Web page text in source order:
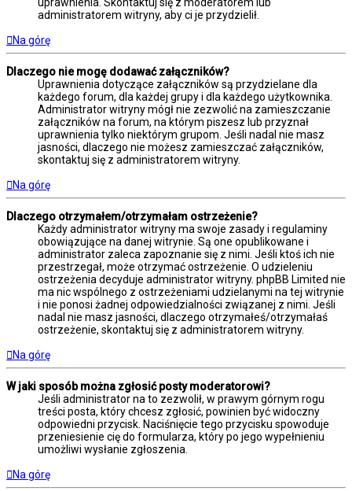
uprawnienia. Skontaktuj się z moderatorem lub
administratorem witryny, aby ci je przydzielił.
Na górę
Dlaczego nie mogę dodawać załączników?
Uprawnienia dotyczące załączników są przydzielane dla
każdego forum, dla każdej grupy i dla każdego użytkownika.
Administrator witryny mógł nie zezwolić na zamieszczanie
załączników na forum, na którym piszesz lub przyznał
uprawnienia tylko niektórym grupom. Jeśli nadal nie masz
jasności, dlaczego nie możesz zamieszczać załączników,
skontaktuj się z administratorem witryny.
Na górę
Dlaczego otrzymałem/otrzymałam ostrzeżenie?
Każdy administrator witryny ma swoje zasady i regulaminy
obowiązujące na danej witrynie. Są one opublikowane i
administrator zaleca zapoznanie się z nimi. Jeśli ktoś ich nie
przestrzegał, może otrzymać ostrzeżenie. O udzieleniu
ostrzeżenia decyduje administrator witryny. phpBB Limited nie
ma nic wspólnego z ostrzeżeniami udzielanymi na tej witrynie
i nie ponosi żadnej odpowiedzialności związanej z nimi. Jeśli
nadal nie masz jasności, dlaczego otrzymałeś/otrzymałaś
ostrzeżenie, skontaktuj się z administratorem witryny.
Na górę
W jaki sposób można zgłosić posty moderatorowi?
Jeśli administrator na to zezwolił, w prawym górnym rogu
treści posta, który chcesz zgłosić, powinien być widoczny
odpowiedni przycisk. Naciśnięcie tego przycisku spowoduje
przeniesienie cię do formularza, który po jego wypełnieniu
umożliwi wysłanie zgłoszenia.
Na górę